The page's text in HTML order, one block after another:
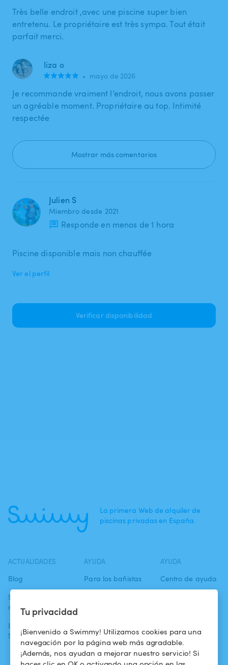
Tu privacidad
¡Bienvenido a Swimmy! Utilizamos cookies para una
navegación por la página web más agradable.
¡Además, nos ayudan a mejorar nuestro servicio! Si
Très belle endroit ,avec une piscine super bien
entretenu. Le propriétaire est très sympa. Tout était
parfait merci.
liza o
• mayo de 2026
Je recommande vraiment l’endroit, nous avons passer
un agréable moment. Propriétaire au top. Intimité
respectée
Mostrar más comentarios
Julien S
Miembro desde 2021
Responde en menos de 1 hora
Piscine disponible mais non chauffée
Ver el perfil
Verificar disponibilidad
La primera Web de alquiler de
piscinas privadas en España.
ACTUALIDADES
Blog
Swimmy en los
medios
La aventura
Swimmy
AYUDA
Para los bañistas
piscina
¿Cómo funciona?
AYUDA
Centro de ayuda
confidencialidad
Aviso legal